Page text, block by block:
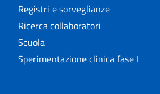
Registri e sorveglianze
Ricerca collaboratori
Scuola
Sperimentazione clinica fase I